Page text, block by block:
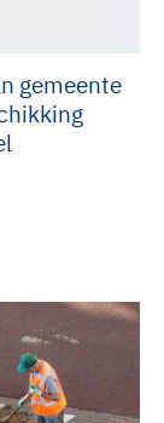
gemeente